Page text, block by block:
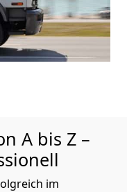
A bis Z –
im